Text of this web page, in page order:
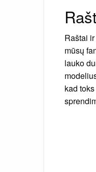
Raštai
mūsų
lauko
kad